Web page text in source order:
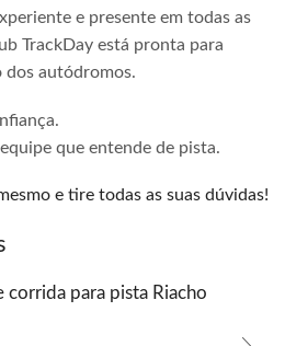
e presente em todas as
TrackDay está pronta para
dos autódromos.
que entende de pista.
e tire todas as suas dúvidas!
para pista Riacho